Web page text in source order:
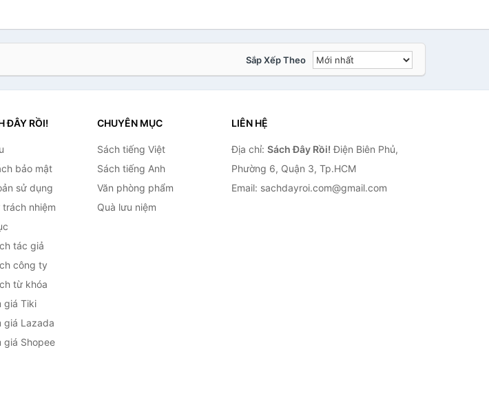
Sắp Xếp Theo
ĐÂY RỒI!
bảo mật
sử dụng
nhiệm
tác giả
công ty
từ khóa
giá Tiki
giá Lazada
giá Shopee
CHUYÊN MỤC
Sách tiếng Việt
Sách tiếng Anh
Văn phòng phẩm
Quà lưu niệm
LIÊN HỆ
Địa chỉ: Sách Đây Rồi! Điện Biên Phủ,
Phường 6, Quận 3, Tp.HCM
Email: sachdayroi.com@gmail.com